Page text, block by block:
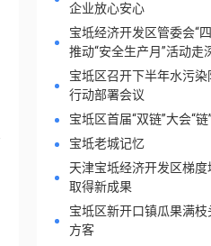
企业放心安心
宝坻经济开发区管委会“
推动“安全生产月”活动走
宝坻区召开下半年水污染
行动部署会议
宝坻区首届“双链”大会“
宝坻老城记忆
天津宝坻经济开发区梯度
取得新成果
宝坻区新开口镇瓜果满枝
方客